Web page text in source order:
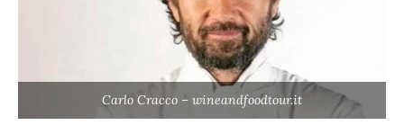
Carlo Cracco – wineandfoodtour.it